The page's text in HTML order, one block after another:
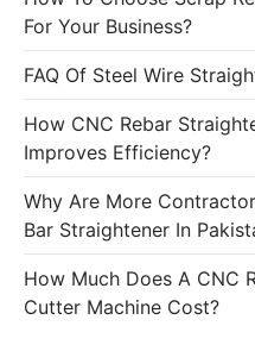
For Your Business?
FAQ Of Steel Wire
How CNC Rebar
Improves Efficiency?
Why Are More
Bar Straightener In
How Much Does A CNC
Cutter Machine Cost?